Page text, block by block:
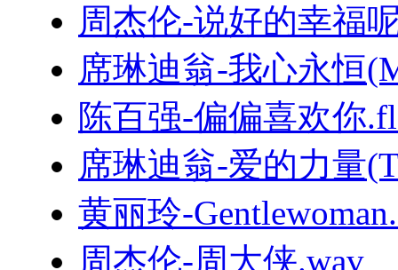
周杰伦-说好的幸福
席琳迪翁-我心永恒
陈百强-偏偏喜欢你
席琳迪翁-爱的力量
黄丽玲-
周杰伦-周大侠.wav